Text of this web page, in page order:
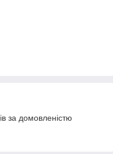
за домовленістю